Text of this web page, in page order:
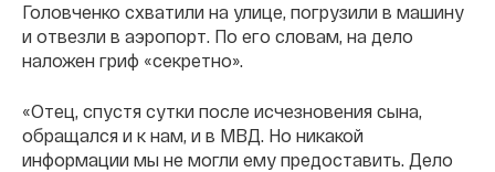
Головченко схватили на улице, погрузили в машину
и отвезли в аэропорт. По его словам, на дело
наложен гриф «секретно».
«Отец, спустя сутки после исчезновения сына,
обращался и к нам, и в МВД. Но никакой
информации мы не могли ему предоставить. Дело